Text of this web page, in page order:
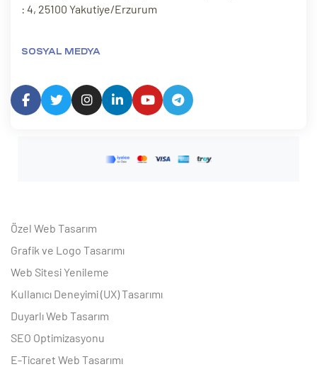
: 4, 25100 Yakutiye/Erzurum
SOSYAL MEDYA
Özel Web Tasarım
Grafik ve Logo Tasarımı
Web Sitesi Yenileme
Kullanıcı Deneyimi (UX) Tasarımı
Duyarlı Web Tasarım
SEO Optimizasyonu
E-Ticaret Web Tasarımı